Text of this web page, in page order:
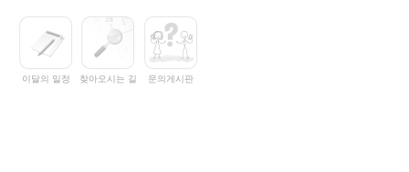
이달의 일정 찾아오시는 길 문의게시판